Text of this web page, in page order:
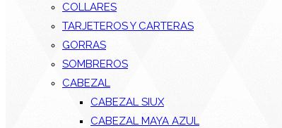
COLLARES
TARJETEROS Y CARTERAS
GORRAS
SOMBREROS
CABEZAL
CABEZAL SIUX
CABEZAL MAYA AZUL